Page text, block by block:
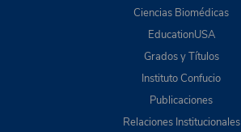
Ciencias Biomédicas
EducationUSA
Grados y Títulos
Instituto Confucio
Publicaciones
Relaciones Institucionales